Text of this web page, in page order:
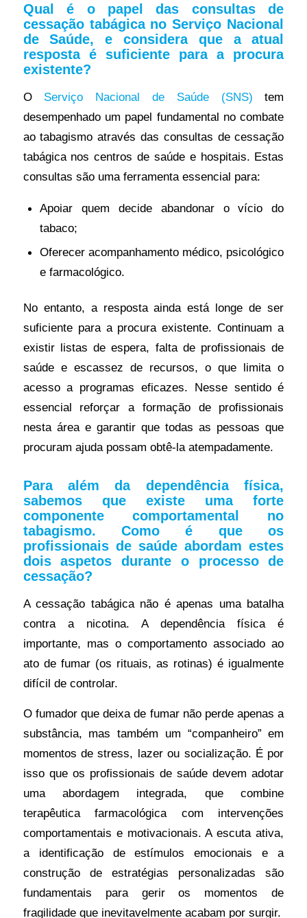
Qual é o papel das consultas de
cessação tabágica no Serviço Nacional
de Saúde, e considera que a atual
resposta é suficiente para a procura
existente?
O Serviço Nacional de Saúde (SNS) tem
desempenhado um papel fundamental no combate
ao tabagismo através das consultas de cessação
tabágica nos centros de saúde e hospitais. Estas
consultas são uma ferramenta essencial para:
Apoiar quem decide abandonar o vício do
tabaco;
Oferecer acompanhamento médico, psicológico
e farmacológico.
No entanto, a resposta ainda está longe de ser
suficiente para a procura existente. Continuam a
existir listas de espera, falta de profissionais de
saúde e escassez de recursos, o que limita o
acesso a programas eficazes. Nesse sentido é
essencial reforçar a formação de profissionais
nesta área e garantir que todas as pessoas que
procuram ajuda possam obtê-la atempadamente.
Para além da dependência física,
sabemos que existe uma forte
componente comportamental no
tabagismo. Como é que os
profissionais de saúde abordam estes
dois aspetos durante o processo de
cessação?
A cessação tabágica não é apenas uma batalha
contra a nicotina. A dependência física é
importante, mas o comportamento associado ao
ato de fumar (os rituais, as rotinas) é igualmente
difícil de controlar.
O fumador que deixa de fumar não perde apenas a
substância, mas também um “companheiro” em
momentos de stress, lazer ou socialização. É por
isso que os profissionais de saúde devem adotar
uma abordagem integrada, que combine
terapêutica farmacológica com intervenções
comportamentais e motivacionais. A escuta ativa,
a identificação de estímulos emocionais e a
construção de estratégias personalizadas são
fundamentais para gerir os momentos de
fragilidade que inevitavelmente acabam por surgir.